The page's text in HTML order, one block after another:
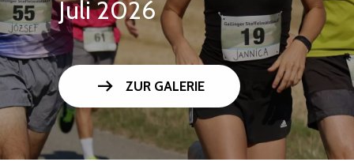
Juli 2026
arrow_right_alt ZUR GALERIE